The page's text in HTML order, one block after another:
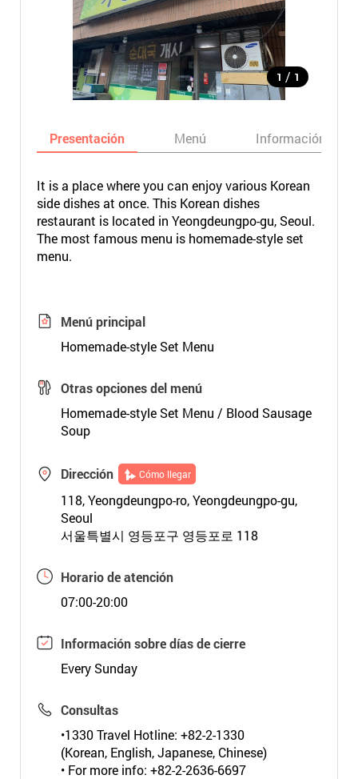
1 / 1
Presentación Menú Información
It is a place where you can enjoy various Korean
side dishes at once. This Korean dishes
restaurant is located in Yeongdeungpo-gu, Seoul.
The most famous menu is homemade-style set
menu.
Menú principal
Homemade-style Set Menu
Otras opciones del menú
Homemade-style Set Menu / Blood Sausage
Soup
Dirección Cómo llegar
118, Yeongdeungpo-ro, Yeongdeungpo-gu,
Seoul
서울특별시 영등포구 영등포로 118
Horario de atención
07:00-20:00
Información sobre días de cierre
Every Sunday
Consultas
•1330 Travel Hotline: +82-2-1330
(Korean, English, Japanese, Chinese)
• For more info: +82-2-2636-6697